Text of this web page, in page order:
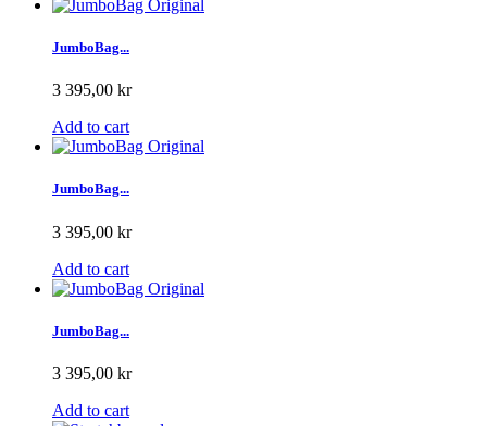
JumboBag...
3 395,00 kr
Add to cart
JumboBag...
3 395,00 kr
Add to cart
JumboBag...
3 395,00 kr
Add to cart